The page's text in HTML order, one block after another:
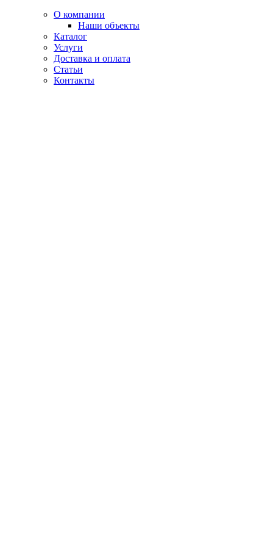
О компании
Наши объекты
Каталог
Услуги
Доставка и оплата
Статьи
Контакты